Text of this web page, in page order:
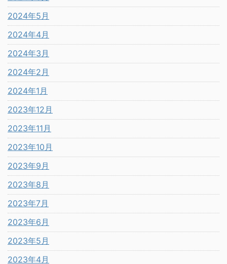
2024年5月
2024年4月
2024年3月
2024年2月
2024年1月
2023年12月
2023年11月
2023年10月
2023年9月
2023年8月
2023年7月
2023年6月
2023年5月
2023年4月